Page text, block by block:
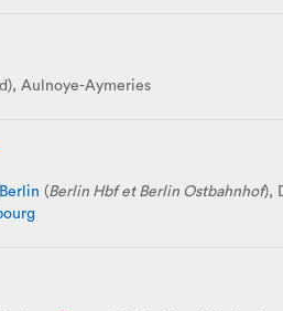
Aulnoye-Aymeries
Berlin (Berlin Hbf et Berlin Ostbahnhof),